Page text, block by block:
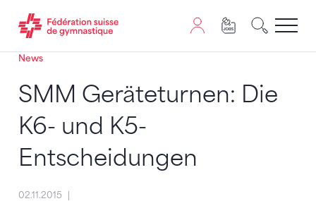
Passer au contenu
Naviguer vers le plan du siten
JavaScript est nécessaire pour naviguer sur ce site.
News
SMM Geräteturnen: Die
K6- und K5-
Entscheidungen
02.11.2015